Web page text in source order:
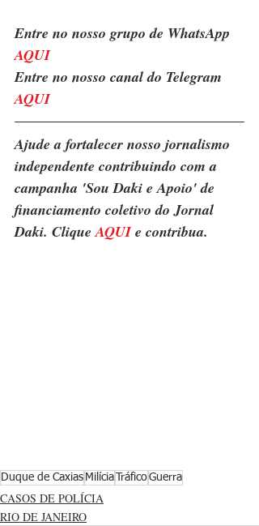
Entre no nosso grupo de WhatsApp
AQUI
Entre no nosso canal do Telegram
AQUI
Ajude a fortalecer nosso jornalismo
independente contribuindo com a
campanha 'Sou Daki e Apoio' de
financiamento coletivo do Jornal
Daki. Clique AQUI e contribua.
Duque de Caxias Milícia TráficoGuerra
CASOS DE POLÍCIA
RIO DE JANEIRO